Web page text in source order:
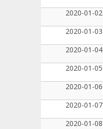
2020-01-02
2020-01-03
2020-01-04
2020-01-05
2020-01-06
2020-01-07
2020-01-08